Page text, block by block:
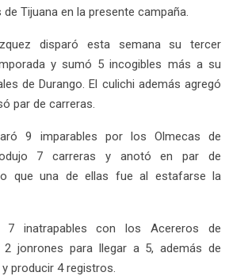
Tijuana en la presente campaña.
disparó esta semana su tercer
y sumó 5 incogibles más a su
de Durango. El culichi además agregó
par de carreras.
9 imparables por los Olmecas de
7 carreras y anotó en par de
que una de ellas fue al estafarse la
7 inatrapables con los Acereros de
2 jonrones para llegar a 5, además de
producir 4 registros.